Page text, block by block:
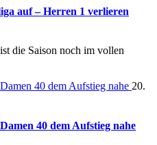
auf – Herren 1 verlieren
die Saison noch im vollen
20.
40 dem Aufstieg nahe